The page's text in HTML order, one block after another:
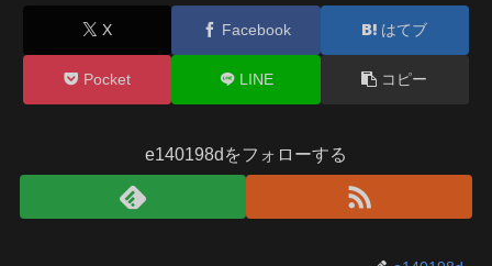
X Facebook はてブ
Pocket LINE コピー
e140198dをフォローする